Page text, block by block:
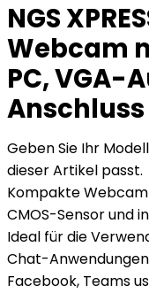
NGS
Webcam
PC, VGA-
Geben Sie Ihr
dieser Artikel passt.
Kompakte
CMOS-Sensor und
Ideal für die
Chat-
Facebook, Teams